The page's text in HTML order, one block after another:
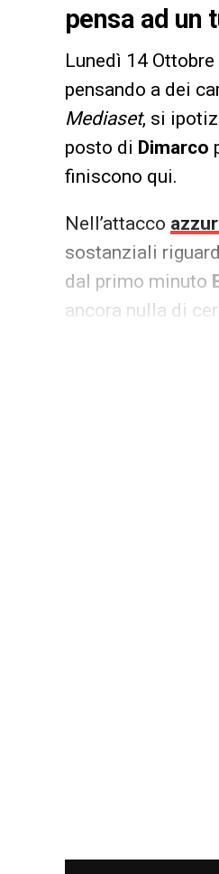
pensa ad un
Lunedì 14
pensando a dei
Mediaset, si
posto di Dimarco
finiscono qui.
Nell’attacco
sostanziali
dal primo minuto
ancora nulla di